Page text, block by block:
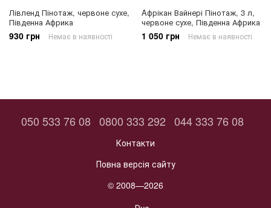
Лівленд Пінотаж, червоне сухе,
Південна Африка
930 грн Немає в наявності
Aфрікан Вайнері Пінотаж, 3 л,
червоне сухе, Південна Африка
1 050 грн Немає в наявності
050 533 76 08 0800 333 292 044 333 76 08
Контакти
Повна версія сайту
© 2008—2026